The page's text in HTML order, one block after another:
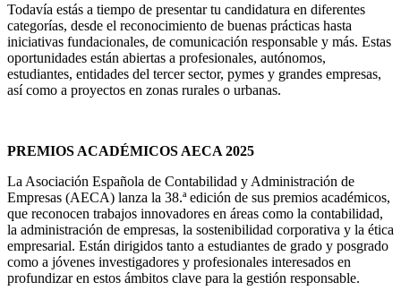
Todavía estás a tiempo de presentar tu candidatura en diferentes
categorías, desde el reconocimiento de buenas prácticas hasta
iniciativas fundacionales, de comunicación responsable y más. Estas
oportunidades están abiertas a profesionales, autónomos,
estudiantes, entidades del tercer sector, pymes y grandes empresas,
así como a proyectos en zonas rurales o urbanas.
PREMIOS ACADÉMICOS AECA 2025
La Asociación Española de Contabilidad y Administración de
Empresas (AECA) lanza la 38.ª edición de sus premios académicos,
que reconocen trabajos innovadores en áreas como la contabilidad,
la administración de empresas, la sostenibilidad corporativa y la ética
empresarial. Están dirigidos tanto a estudiantes de grado y posgrado
como a jóvenes investigadores y profesionales interesados en
profundizar en estos ámbitos clave para la gestión responsable.